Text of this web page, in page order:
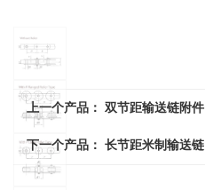
上一个产品： 双节距输送链附件
下一个产品： 长节距米制输送链